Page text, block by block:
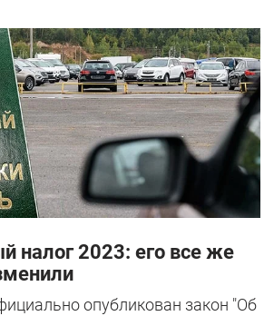
налог 2023: его все же
опубликован закон "Об